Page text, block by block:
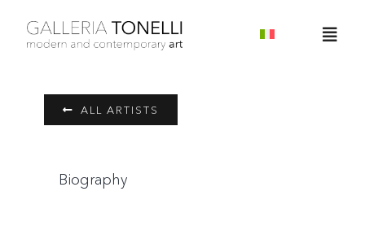
Home
ALL ARTISTS
Biography